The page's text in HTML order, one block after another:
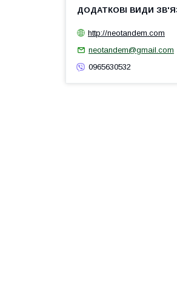
http://neotandem.com
neotandem@gmail.com
0965630532